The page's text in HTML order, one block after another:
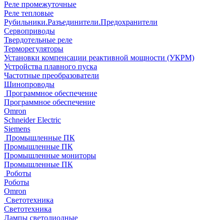
Реле промежуточные
Реле тепловые
Рубильники.Разъединители.Предохранители
Сервоприводы
Твердотельные реле
Терморегуляторы
Установки компенсации реактивной мощности (УКРМ)
Устройства плавного пуска
Частотные преобразователи
Шинопроводы
Программное обеспечение
Программное обеспечение
Omron
Schneider Electric
Siemens
Промышленные ПК
Промышленные ПК
Промышленные мониторы
Промышленные ПК
Роботы
Роботы
Omron
Светотехника
Светотехника
Лампы светодиодные